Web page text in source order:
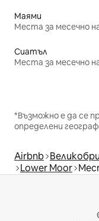
Маями
Места за месечно
Сиатъл
Места за месечно
*Възможно е да се
определени
Airbnb
Lower Moor